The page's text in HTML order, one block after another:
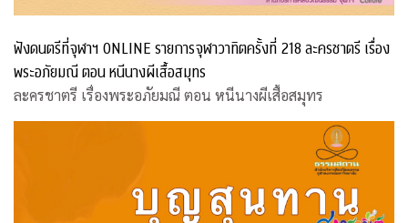
ฟังดนตรีที่จุฬาฯ ONLINE รายการจุฬาวาทิตครั้งที่ 218 ละครชาตรี เรื่อง
พระอภัยมณี ตอน หนีนางผีเสื้อสมุทร
ละครชาตรี เรื่องพระอภัยมณี ตอน หนีนางผีเสื้อสมุทร